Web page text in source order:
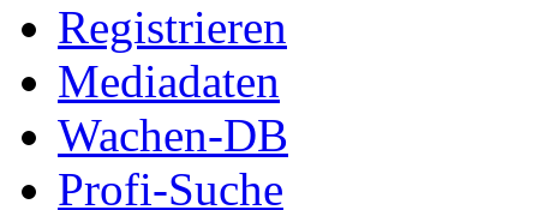
Registrieren
Mediadaten
Wachen-DB
Profi-Suche